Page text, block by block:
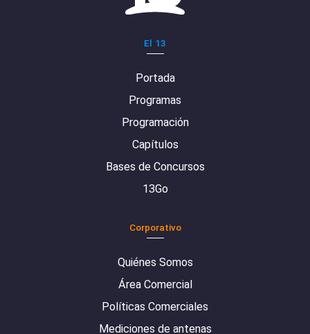
El 13
Portada
Programas
Programación
Capítulos
Bases de Concursos
13Go
Corporativo
Quiénes Somos
Área Comercial
Políticas Comerciales
Mediciones de antenas